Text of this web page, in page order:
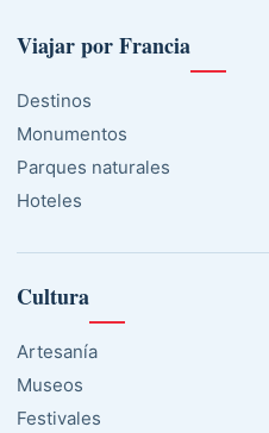
Viajar por Francia
Destinos
Monumentos
Parques naturales
Hoteles
Cultura
Artesanía
Museos
Festivales